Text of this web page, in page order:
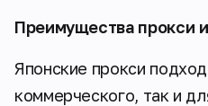
Преимущества прокси
Японские прокси
коммерческого, так и